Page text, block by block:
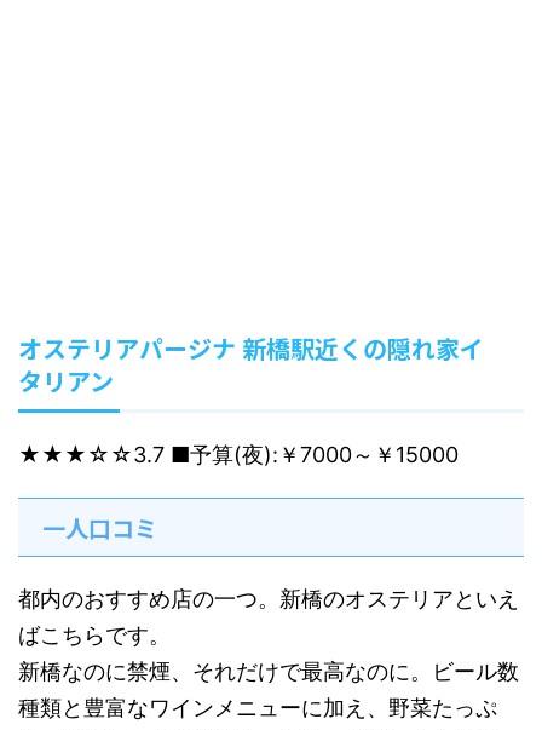
オステリアパージナ 新橋駅近くの隠れ家イ
タリアン
★★★☆☆3.7 ■予算(夜):￥7000～￥15000
一人口コミ
都内のおすすめ店の一つ。新橋のオステリアといえ
ばこちらです。
新橋なのに禁煙、それだけで最高なのに。ビール数
種類と豊富なワインメニューに加え、野菜たっぷ